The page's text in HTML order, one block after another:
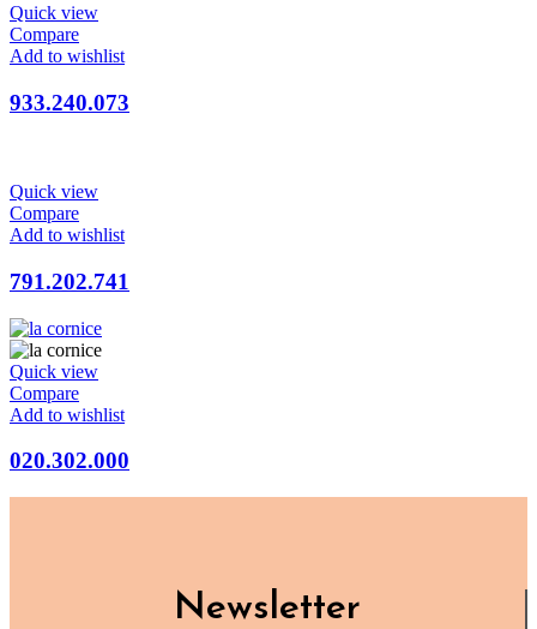
Quick view
Compare
Add to wishlist
933.240.073
Quick view
Compare
Add to wishlist
791.202.741
Quick view
Compare
Add to wishlist
020.302.000
Newsletter